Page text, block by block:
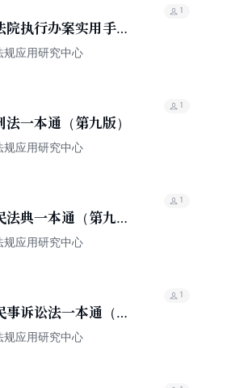
院执行办案实用手册
含民法典总则编司法
规应用研究中心
1
法一本通（第九版）
规应用研究中心
1
法典一本通（第九
）
规应用研究中心
1
事诉讼法一本通（第
版·修订版）
规应用研究中心
1